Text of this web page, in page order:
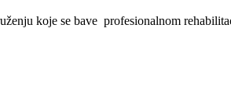
koje se bave profesionalnom